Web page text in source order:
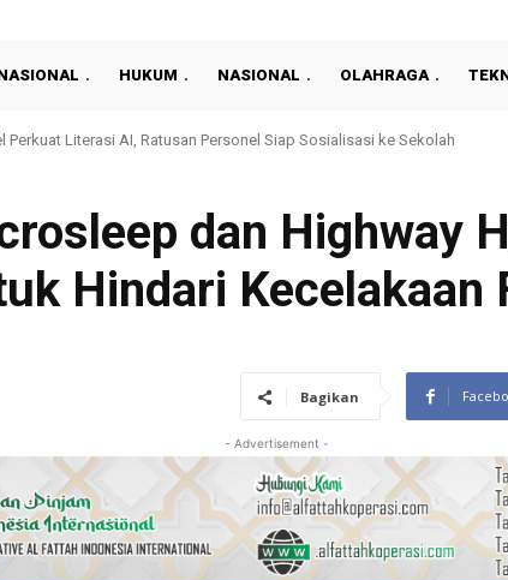
HUKUM NASIONAL OLAHRAGA
2026: Persija Kalahkan Arema 3-1 Dan Raih Peringkat Ketiga
dan Highway
Hindari Kecelakaan
Bagikan
- Advertisement -